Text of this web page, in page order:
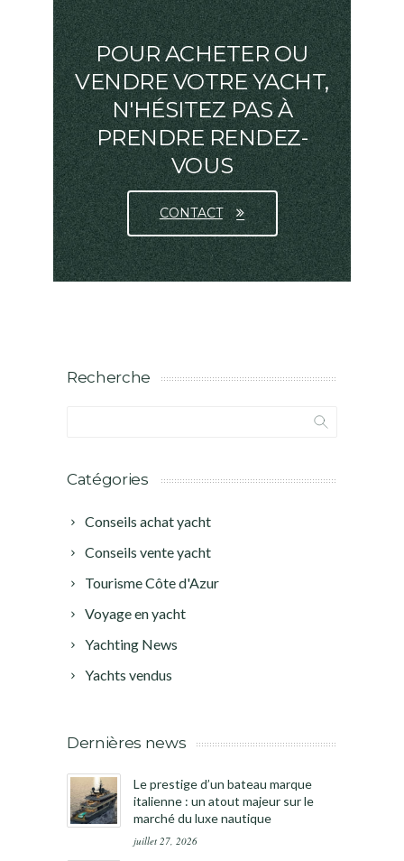
POUR ACHETER OU
VENDRE VOTRE YACHT,
N'HÉSITEZ PAS À
PRENDRE RENDEZ-
VOUS
CONTACT
Recherche
Catégories
Conseils achat yacht
Conseils vente yacht
Tourisme Côte d'Azur
Voyage en yacht
Yachting News
Yachts vendus
Dernières news
Le prestige d’un bateau marque
italienne : un atout majeur sur le
marché du luxe nautique
juillet 27, 2026